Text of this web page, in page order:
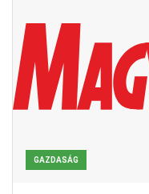
GAZDASÁG